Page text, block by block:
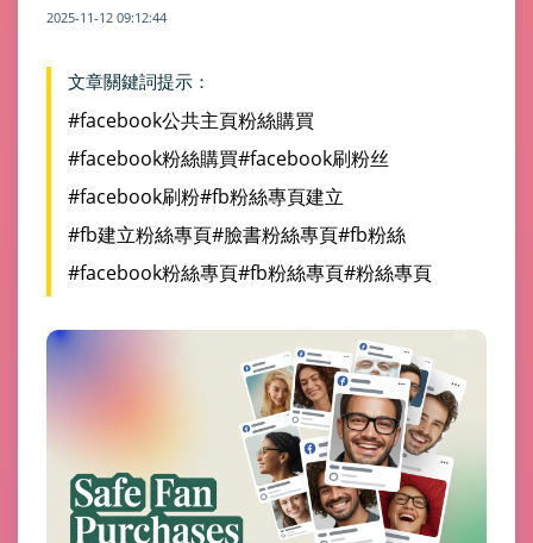
2025-11-12 09:12:44
文章關鍵詞提示：
#facebook公共主頁粉絲購買
#facebook粉絲購買#facebook刷粉丝
#facebook刷粉#fb粉絲專頁建立
#fb建立粉絲專頁#臉書粉絲專頁#fb粉絲
#facebook粉絲專頁#fb粉絲專頁#粉絲專頁